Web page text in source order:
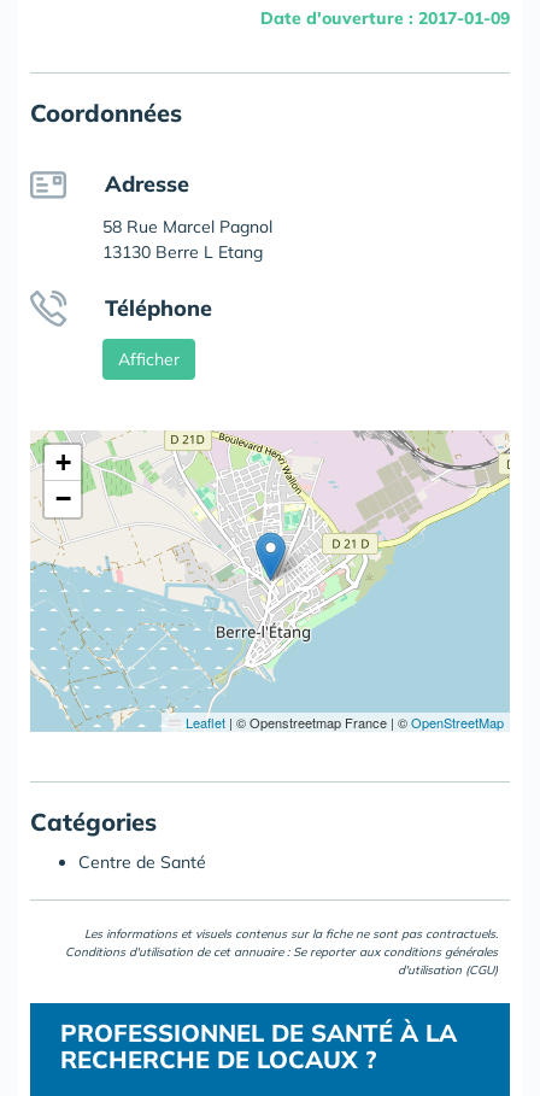
Date d'ouverture : 2017-01-09
Coordonnées
Adresse
58 Rue Marcel Pagnol
13130 Berre L Etang
Téléphone
Afficher
+
−
Leaflet | © Openstreetmap France | ©OpenStreetMap
Catégories
Centre de Santé
Les informations et visuels contenus sur la fiche ne sont pas contractuels.
Conditions d'utilisation de cet annuaire : Se reporter aux conditions générales
d'utilisation (CGU)
PROFESSIONNEL DE SANTÉ À LA
RECHERCHE DE LOCAUX ?